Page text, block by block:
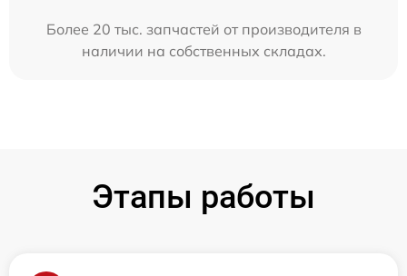
Более 20 тыс. запчастей от производителя в
наличии на собственных складах.
Этапы работы